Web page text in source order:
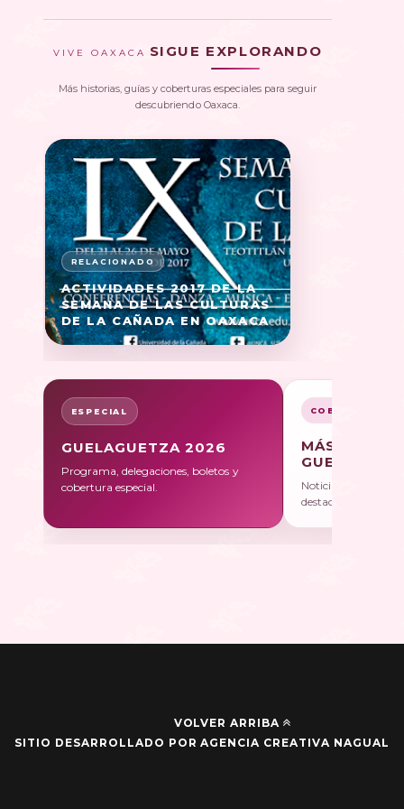
VIVE OAXACA SIGUE EXPLORANDO
Más historias, guías y coberturas especiales para seguir
descubriendo Oaxaca.
ACTIVIDADES 2017 DE LA
SEMANA DE LAS CULTURAS
DE LA CAÑADA EN OAXACA
ESPECIAL
GUELAGUETZA 2026
Programa, delegaciones, boletos y
cobertura especial.
COBERTURA
MÁS SOBRE
Noticias, galerías y
destacadas.
VOLVER ARRIBA
SITIO DESARROLLADO POR AGENCIA CREATIVA NAGUAL